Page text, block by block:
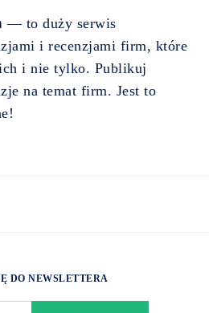
— to duży serwis
i recenzjami firm, które
i nie tylko. Publikuj
na temat firm. Jest to
DO NEWSLETTERA